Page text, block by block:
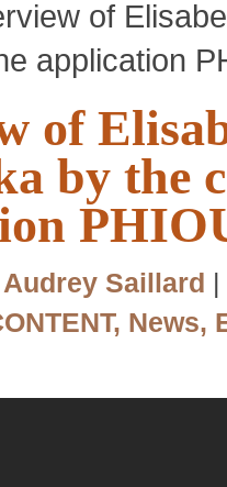
of
application
of
by the
Audrey Saillard
, News,